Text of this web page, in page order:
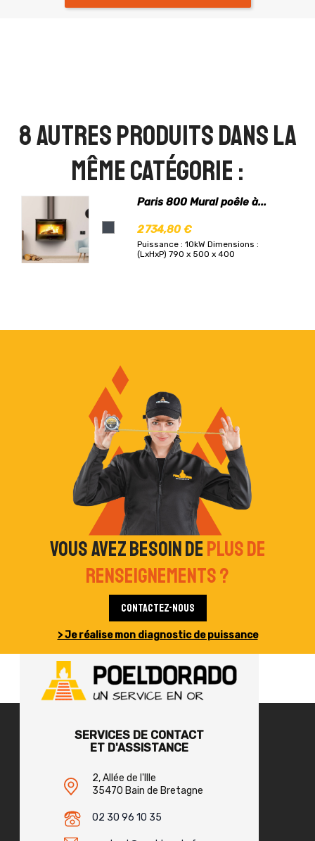
8 autres produits dans la
même catégorie :
Paris 800 Mural poêle à...
2 734,80 €
Puissance : 10kW Dimensions :
(LxHxP) 790 x 500 x 400
Vous avez besoin deplus de
renseignements ?
Contactez-nous
> Je réalise mon diagnostic de puissance
SERVICES DE CONTACT
ET D'ASSISTANCE
2, Allée de l'Ille
35470 Bain de Bretagne
02 30 96 10 35